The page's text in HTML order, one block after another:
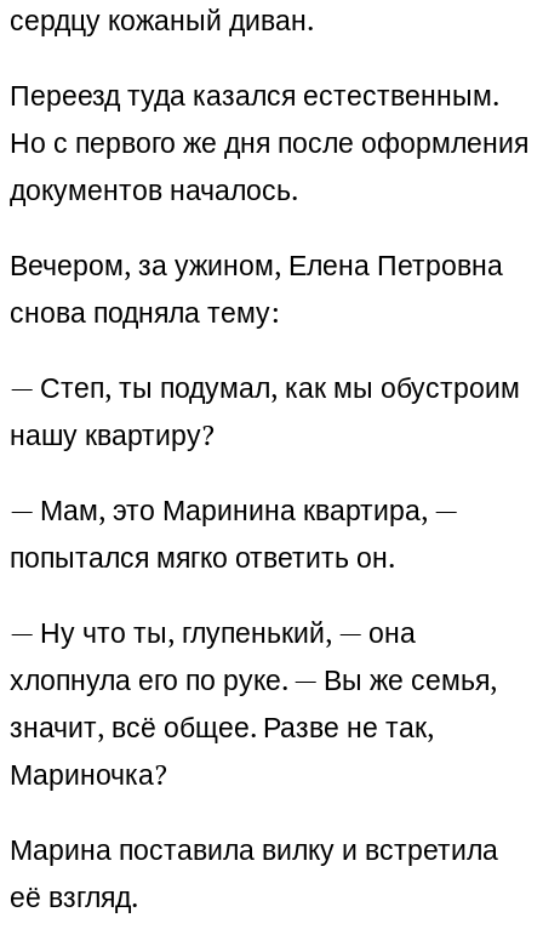
сердцу кожаный диван.
Переезд туда казался естественным.
Но с первого же дня после оформления
документов началось.
Вечером, за ужином, Елена Петровна
снова подняла тему:
— Степ, ты подумал, как мы обустроим
нашу квартиру?
— Мам, это Маринина квартира, —
попытался мягко ответить он.
— Ну что ты, глупенький, — она
хлопнула его по руке. — Вы же семья,
значит, всё общее. Разве не так,
Мариночка?
Марина поставила вилку и встретила
её взгляд.